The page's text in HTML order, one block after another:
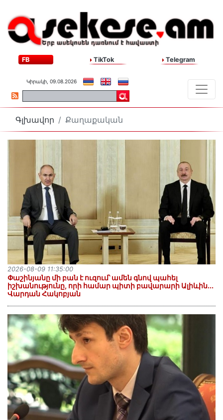
FB TikTok Telegram
Կիրակի, 09.08.2026
Գլխավոր Քաղաքական
Փաշինյանը մի բան է ուզում՝ ամեն գնով պահել
իշխանությունը, որի համար պիտի բավարարի Ալիևին․․․
Վարդան Հակոբյան
2026-08-09 11:35:00